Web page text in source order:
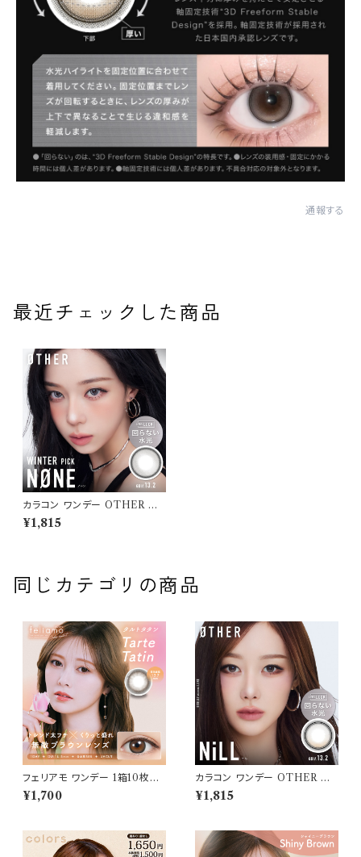
通報する
最近チェックした商品
カラコン ワンデー OTHER ア
ザー 【COLOR：NONE - ノー
ン(グレー)】NEWデビュー 1da
定軸 aespa
¥1,815
同じカテゴリの商品
フェリアモ ワンデー 1箱10枚入
り【COLOR：タルトタタン】 白石
麻衣（まいやん） イメージモデ
ンタクトレンズ
¥1,700
カラコン ワンデー OTHER ア
ザー 【COLOR：NiLL - ニル
(ブラウン)】NEWデビュー 1day
度あり 度なし 水光レンズ 固定
軸 aespa
¥1,815